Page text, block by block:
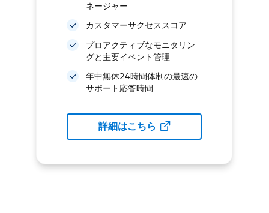
ネージャー
カスタマーサクセススコア
プロアクティブなモニタリン
グと主要イベント管理
年中無休24時間体制の最速の
サポート応答時間
詳細はこちら